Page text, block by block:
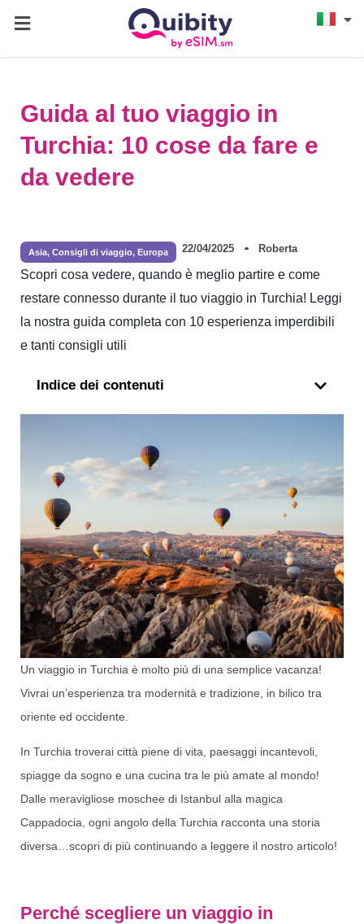
Guida al tuo viaggio in
Turchia: 10 cose da fare e
da vedere
Asia, Consigli di viaggio, Europa 22/04/2025 Roberta
Scopri cosa vedere, quando è meglio partire e come
restare connesso durante il tuo viaggio in Turchia! Leggi
la nostra guida completa con 10 esperienza imperdibili
e tanti consigli utili
Indice dei contenuti
Un viaggio in Turchia è molto più di una semplice vacanza!
Vivrai un’esperienza tra modernità e tradizione, in bilico tra
oriente ed occidente.
In Turchia troverai città piene di vita, paesaggi incantevoli,
spiagge da sogno e una cucina tra le più amate al mondo!
Dalle meravigliose moschee di Istanbul alla magica
Cappadocia, ogni angolo della Turchia racconta una storia
diversa…scopri di più continuando a leggere il nostro articolo!
Perché scegliere un viaggio in